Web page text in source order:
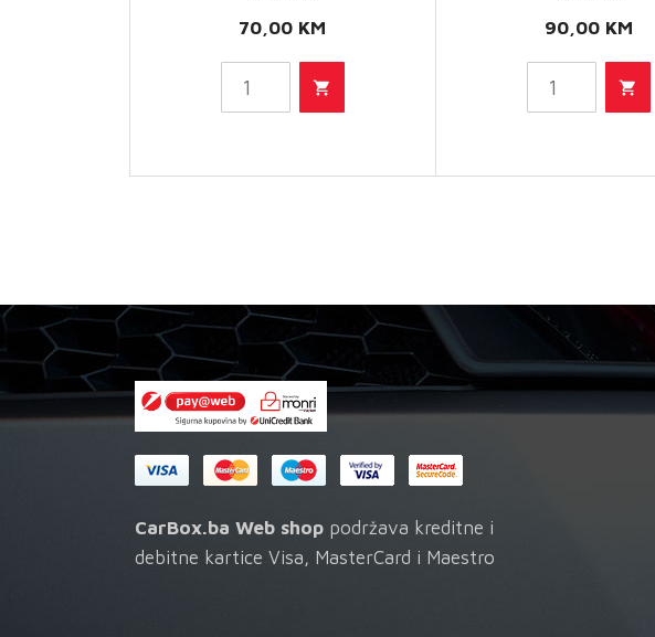
70,00 KM
CeramicCoating
CC36 GlossCoat
2 250ml
90,00 KM
CeramicCoating
CC36 BaseCoat
1 250ml
CarBox.ba Web shop podržava kreditne i
debitne kartice Visa, MasterCard i Maestro